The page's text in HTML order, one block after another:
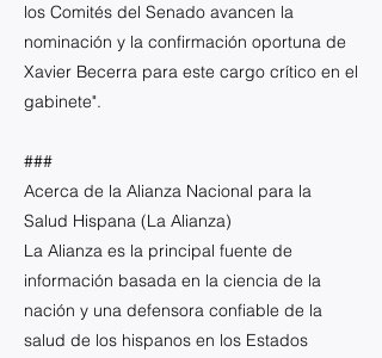
los Comités del Senado avancen la
nominación y la confirmación oportuna de
Xavier Becerra para este cargo crítico en el
gabinete".
###
Acerca de la Alianza Nacional para la
Salud Hispana (La Alianza)
La Alianza es la principal fuente de
información basada en la ciencia de la
nación y una defensora confiable de la
salud de los hispanos en los Estados